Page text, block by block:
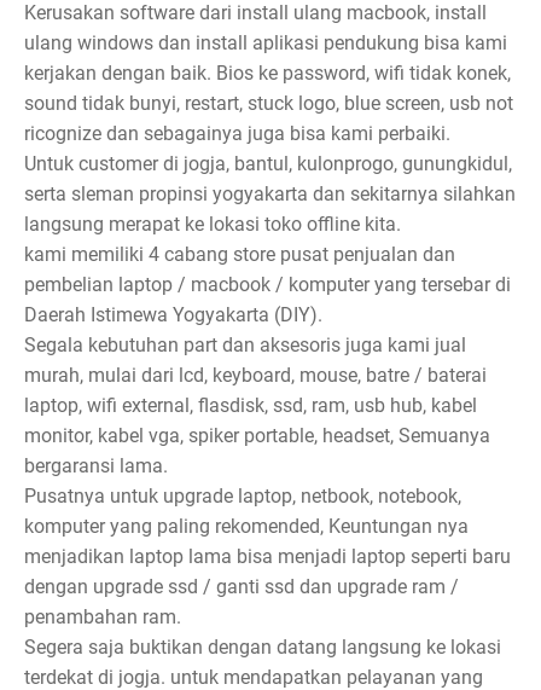
Kerusakan software dari install ulang macbook, install
ulang windows dan install aplikasi pendukung bisa kami
kerjakan dengan baik. Bios ke password, wifi tidak konek,
sound tidak bunyi, restart, stuck logo, blue screen, usb not
ricognize dan sebagainya juga bisa kami perbaiki.
Untuk customer di jogja, bantul, kulonprogo, gunungkidul,
serta sleman propinsi yogyakarta dan sekitarnya silahkan
langsung merapat ke lokasi toko offline kita.
kami memiliki 4 cabang store pusat penjualan dan
pembelian laptop / macbook / komputer yang tersebar di
Daerah Istimewa Yogyakarta (DIY).
Segala kebutuhan part dan aksesoris juga kami jual
murah, mulai dari lcd, keyboard, mouse, batre / baterai
laptop, wifi external, flasdisk, ssd, ram, usb hub, kabel
monitor, kabel vga, spiker portable, headset, Semuanya
bergaransi lama.
Pusatnya untuk upgrade laptop, netbook, notebook,
komputer yang paling rekomended, Keuntungan nya
menjadikan laptop lama bisa menjadi laptop seperti baru
dengan upgrade ssd / ganti ssd dan upgrade ram /
penambahan ram.
Segera saja buktikan dengan datang langsung ke lokasi
terdekat di jogja. untuk mendapatkan pelayanan yang